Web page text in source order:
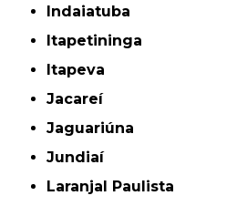
Indaiatuba
Itapetininga
Itapeva
Jacareí
Jaguariúna
Jundiaí
Laranjal Paulista